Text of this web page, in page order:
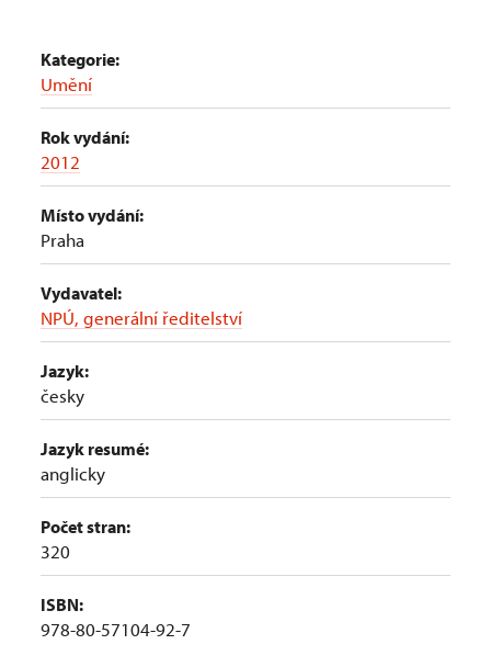
Kategorie:
Umění
Rok vydání:
2012
Místo vydání:
Praha
Vydavatel:
NPÚ, generální ředitelství
Jazyk:
česky
Jazyk resumé:
anglicky
Počet stran:
320
ISBN:
978-80-57104-92-7